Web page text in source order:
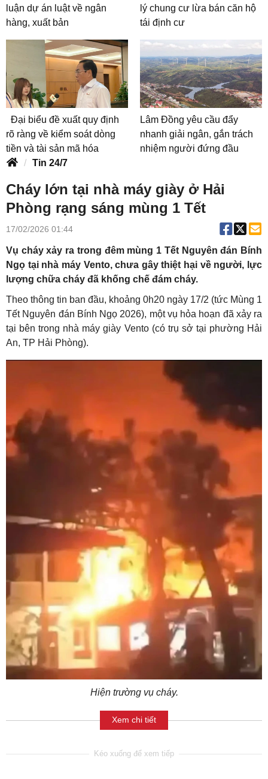
luận dự án luật về ngân
hàng, xuất bản
lý chung cư lừa bán căn hộ
tái định cư
Đại biểu đề xuất quy định
rõ ràng về kiểm soát dòng
tiền và tài sản mã hóa
Lâm Đồng yêu cầu đẩy
nhanh giải ngân, gắn trách
nhiệm người đứng đầu
Tin 24/7
Cháy lớn tại nhà máy giày ở Hải
Phòng rạng sáng mùng 1 Tết
17/02/2026 01:44
Vụ cháy xảy ra trong đêm mùng 1 Tết Nguyên đán Bính
Ngọ tại nhà máy Vento, chưa gây thiệt hại về người, lực
lượng chữa cháy đã khống chế đám cháy.
Theo thông tin ban đầu, khoảng 0h20 ngày 17/2 (tức Mùng 1
Tết Nguyên đán Bính Ngọ 2026), một vụ hỏa hoạn đã xảy ra
tại bên trong nhà máy giày Vento (có trụ sở tại phường Hải
An, TP Hải Phòng).
Hiện trường vụ cháy.
Xem chi tiết